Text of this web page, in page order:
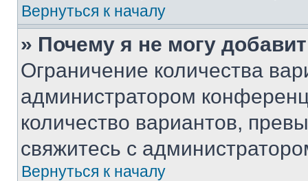
Вернуться к началу
» Почему я не могу
Ограничение количества
администратором
количество вариантов,
свяжитесь с
Вернуться к началу